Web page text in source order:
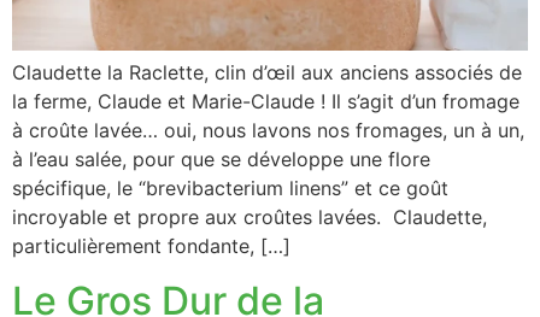
Claudette la Raclette, clin d’œil aux anciens associés de
la ferme, Claude et Marie-Claude ! Il s’agit d’un fromage
à croûte lavée… oui, nous lavons nos fromages, un à un,
à l’eau salée, pour que se développe une flore
spécifique, le “brevibacterium linens” et ce goût
incroyable et propre aux croûtes lavées. Claudette,
particulièrement fondante, […]
Le Gros Dur de la